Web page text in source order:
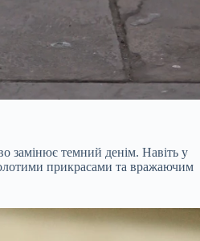
замінює темний денім. Навіть у
прикрасами та вражаючим